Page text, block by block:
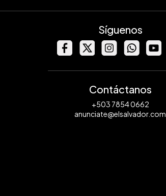
Síguenos
Contáctanos
+503 7854 0662
anunciate@elsalvador.com